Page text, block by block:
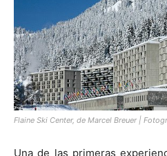
Flaine Ski Center, de Marcel Breuer |
Una de las primeras